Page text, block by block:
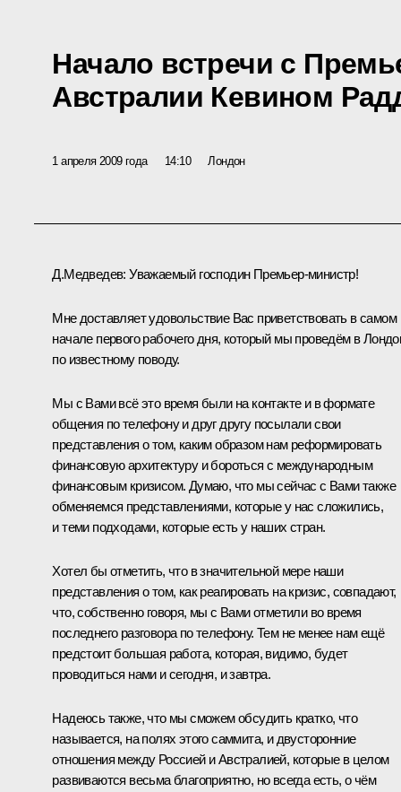
Начало встречи с
Австралии Кевином
1 апреля 2009 года 14:10 Лондон
Д.Медведев: Уважаемый господин Премьер-министр!
Мне доставляет удовольствие Вас приветствовать в самом
начале первого рабочего дня, который мы проведём в
по известному поводу.
Мы с Вами всё это время были на контакте и в формате
общения по телефону и друг другу посылали свои
представления о том, каким образом нам реформировать
финансовую архитектуру и бороться с международным
финансовым кризисом. Думаю, что мы сейчас с Вами также
обменяемся представлениями, которые у нас сложились,
и теми подходами, которые есть у наших стран.
Хотел бы отметить, что в значительной мере наши
представления о том, как реагировать на кризис, совпадают,
что, собственно говоря, мы с Вами отметили во время
последнего разговора по телефону. Тем не менее нам ещё
предстоит большая работа, которая, видимо, будет
проводиться нами и сегодня, и завтра.
Надеюсь также, что мы сможем обсудить кратко, что
называется, на полях этого саммита, и двусторонние
отношения между Россией и Австралией, которые в целом
развиваются весьма благоприятно, но всегда есть, о чём